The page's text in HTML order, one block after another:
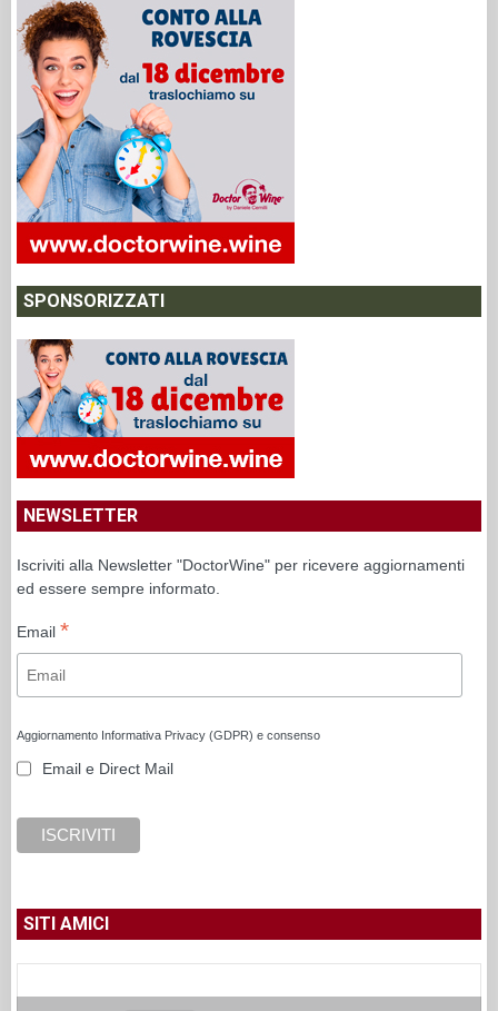
SPONSORIZZATI
NEWSLETTER
Iscriviti alla Newsletter "DoctorWine" per ricevere aggiornamenti
ed essere sempre informato.
Email *
Aggiornamento Informativa Privacy (GDPR) e consenso
Email e Direct Mail
SITI AMICI